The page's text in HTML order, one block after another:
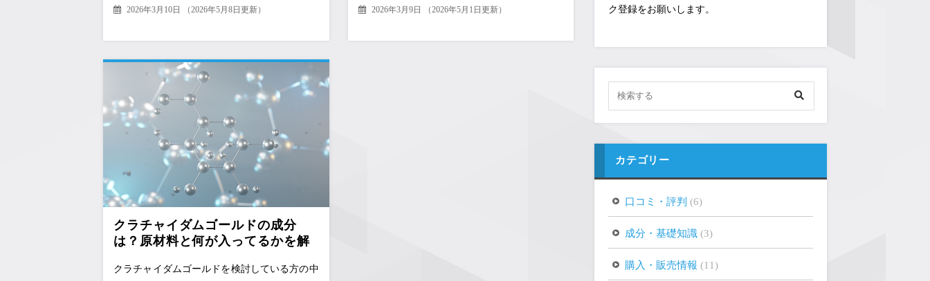
2026年3月10日 （2026年5月8日更新） 2026年3月9日 （2026年5月1日更新）
クラチャイダムゴールドの成分
は？原材料と何が入ってるかを解
クラチャイダムゴールドを検討している方の中
ク登録をお願いします。
カテゴリー
口コミ・評判 (6)
成分・基礎知識 (3)
購入・販売情報 (11)